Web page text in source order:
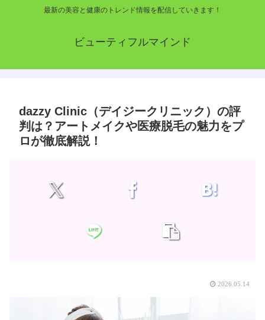
最新の美容と健康のトレンド情報を配信していきます！
ビューティフルマインド
dazzy Clinic（デイジークリニック）の評
判は？アートメイクや医療脱毛の魅力をプ
ロが徹底解説！
2026.05.14